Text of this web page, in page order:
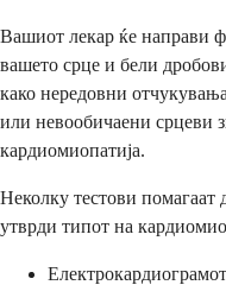
Вашиот лекар ќе направи
вашето срце и бели
како нередовни
или невообичаени срцеви
кардиомиопатија.
Неколку тестови помагаат
утврди типот на